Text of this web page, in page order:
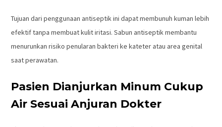
Tujuan dari penggunaan antiseptik ini dapat membunuh kuman lebih
efektif tanpa membuat kulit iritasi. Sabun antiseptik membantu
menurunkan risiko penularan bakteri ke kateter atau area genital
saat perawatan.
Pasien Dianjurkan Minum Cukup
Air Sesuai Anjuran Dokter